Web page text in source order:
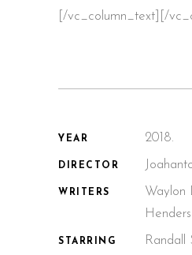
[/vc_column_text][/
YEAR 2018.
DIRECTOR
WRITERS
Waylon
Henders
STARRING
Randall